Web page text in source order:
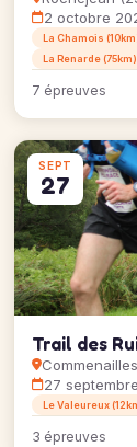
2 octobre
La Chamois
La Renarde (75km)
7 épreuves
SEPT
27
Trail des
27
Le Valeureux
3 épreuves